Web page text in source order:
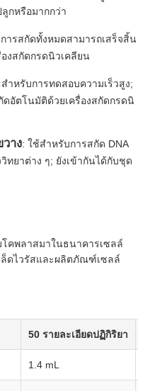
กหรือมากกว่า
ารสกัดทั้งหมดสามารถเสร็จสิ้น
งสกัดกรดนิวเคลียน
สําหรับการทดสอบความเร็วสูง;
ดอัตโนมัติด้วยเครื่องสกัดกรดนิ
าง: ใช้สําหรับการสกัด DNA
ยาต่าง ๆ; ยังเข้ากันได้กับชุด
คพลาสมาในธนาคารเซลล์
ดไวรัสและผลิตภัณฑ์เซลล์
50 รายละเอียดปฏิกิริยา
1.4 mL